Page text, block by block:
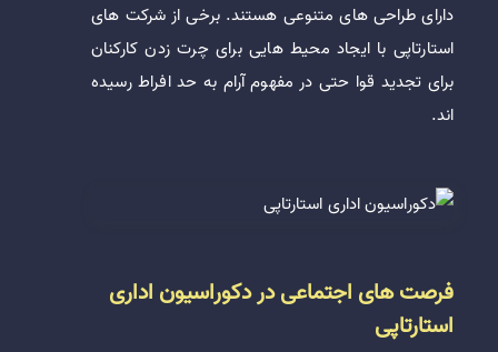
دارای طراحی های متنوعی هستند. برخی از شرکت های
استارتاپی با ایجاد محیط هایی برای چرت زدن کارکنان
برای تجدید قوا حتی در مفهوم آرام به حد افراط رسیده
اند.
فرصت های اجتماعی در دکوراسیون اداری
استارتاپی